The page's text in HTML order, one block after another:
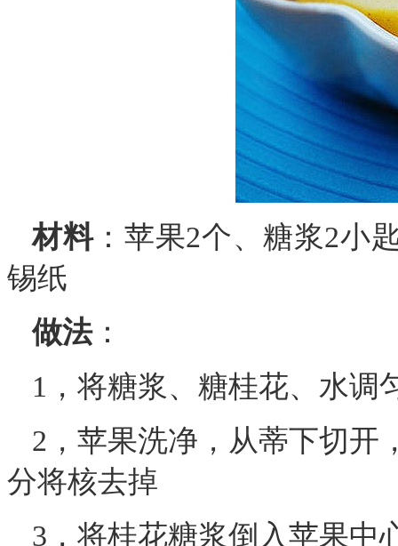
材料：苹果2个、糖浆2小
锡纸
做法：
1，将糖浆、糖桂花、水调
2，苹果洗净，从蒂下切开
分将核去掉
3，将桂花糖浆倒入苹果中